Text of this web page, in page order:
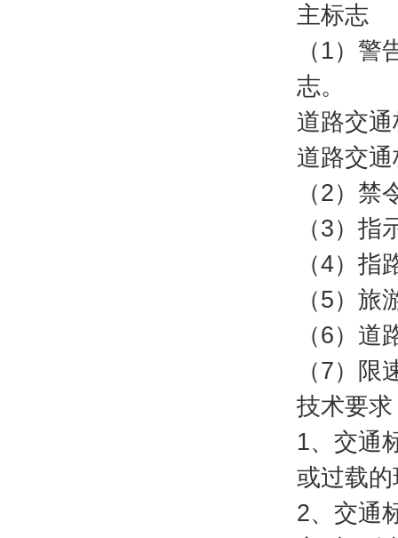
主标志
（1）
志。
道路交
道路交
（2）
（3）
（4）
（5）
（6）
（7）
技术要求
1、交通
或过载
2、交通